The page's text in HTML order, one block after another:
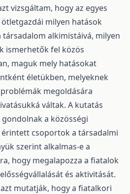
vizsgáltam, hogy az egyes
milyen hatások
társadalom alkimistáivá, milyen
ismerhetők fel közös
maguk mely hatásokat
életükben, melyeknek
megoldására
váltak. A kutatás
a közösségi
érintett csoportok a társadalmi
szerint alkalmas-e a
hogy megalapozza a fiatalok
és aktivitását.
mutatják, hogy a fiatalkori